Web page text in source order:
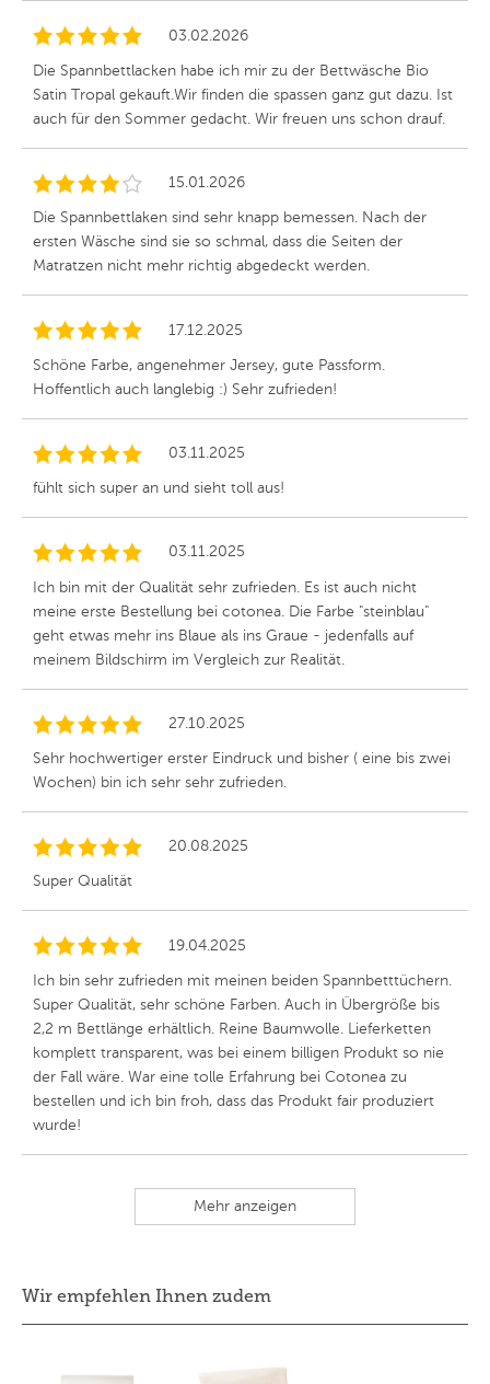
03.02.2026
Die Spannbettlacken habe ich mir zu der Bettwäsche Bio
Satin Tropal gekauft.Wir finden die spassen ganz gut dazu. Ist
auch für den Sommer gedacht. Wir freuen uns schon drauf.
15.01.2026
Die Spannbettlaken sind sehr knapp bemessen. Nach der
ersten Wäsche sind sie so schmal, dass die Seiten der
Matratzen nicht mehr richtig abgedeckt werden.
17.12.2025
Schöne Farbe, angenehmer Jersey, gute Passform.
Hoffentlich auch langlebig :) Sehr zufrieden!
03.11.2025
fühlt sich super an und sieht toll aus!
03.11.2025
Ich bin mit der Qualität sehr zufrieden. Es ist auch nicht
meine erste Bestellung bei cotonea. Die Farbe "steinblau"
geht etwas mehr ins Blaue als ins Graue - jedenfalls auf
meinem Bildschirm im Vergleich zur Realität.
27.10.2025
Sehr hochwertiger erster Eindruck und bisher ( eine bis zwei
Wochen) bin ich sehr sehr zufrieden.
20.08.2025
Super Qualität
19.04.2025
Ich bin sehr zufrieden mit meinen beiden Spannbetttüchern.
Super Qualität, sehr schöne Farben. Auch in Übergröße bis
2,2 m Bettlänge erhältlich. Reine Baumwolle. Lieferketten
komplett transparent, was bei einem billigen Produkt so nie
der Fall wäre. War eine tolle Erfahrung bei Cotonea zu
bestellen und ich bin froh, dass das Produkt fair produziert
wurde!
Mehr anzeigen
Wir empfehlen Ihnen zudem